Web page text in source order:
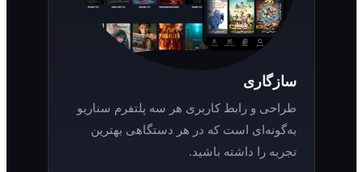
طراحی و رابط کاربری هر سه پلتفرم سناریو
به‌گونه‌ای است که در هر دستگاهی بهترین
تجربه را داشته باشید.